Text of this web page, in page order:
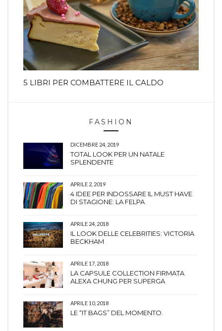
5 LIBRI PER COMBATTERE IL CALDO
FASHION
DICEMBRE 24, 2019
TOTAL LOOK PER UN NATALE
SPLENDENTE
APRILE 2, 2019
4 IDEE PER INDOSSARE IL MUST HAVE
DI STAGIONE: LA FELPA
APRILE 24, 2018
IL LOOK DELLE CELEBRITIES: VICTORIA
BECKHAM
APRILE 17, 2018
LA CAPSULE COLLECTION FIRMATA
ALEXA CHUNG PER SUPERGA
APRILE 10, 2018
LE “IT BAGS” DEL MOMENTO.